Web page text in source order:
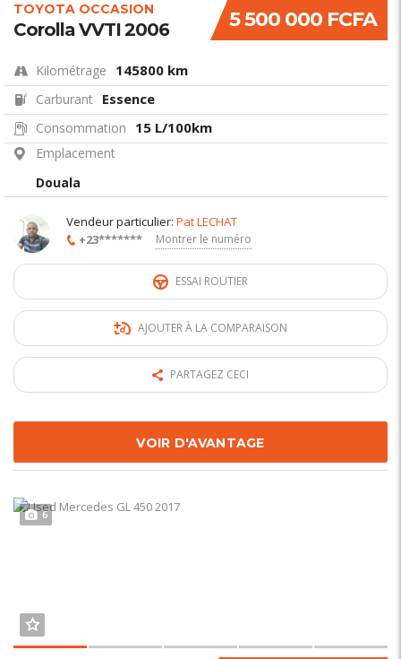
5 500 000 FCFA
TOYOTA OCCASION
Corolla VVTI 2006
Kilométrage 145800 km
Carburant Essence
Consommation 15 L/100km
Emplacement
Douala
Vendeur particulier: Pat LECHAT
+23*******
Montrer le numéro
ESSAI ROUTIER
AJOUTER À LA COMPARAISON
PARTAGEZ CECI
VOIR D'AVANTAGE
6